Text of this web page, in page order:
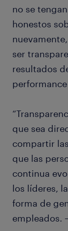
no se
honestos
ser
resultados
que sea
compartir
que las
continua
los líderes,
forma de
empleados.